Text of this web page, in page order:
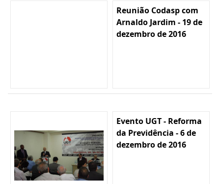
Reunião Codasp com
Arnaldo Jardim - 19 de
dezembro de 2016
Evento UGT - Reforma
da Previdência - 6 de
dezembro de 2016